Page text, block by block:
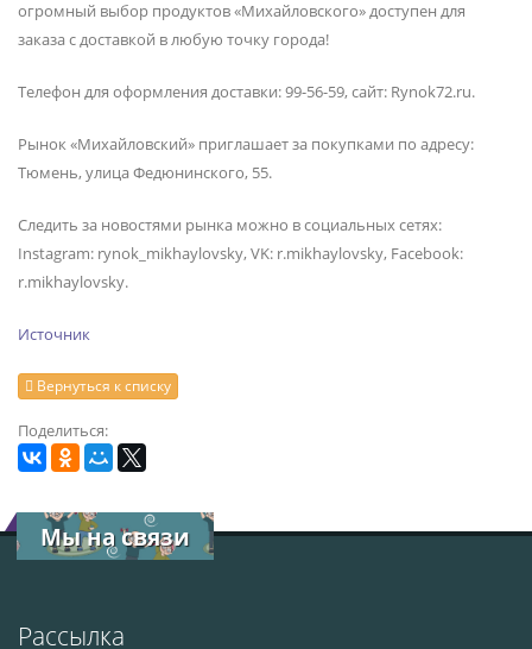
огромный выбор продуктов «Михайловского» доступен для
заказа с доставкой в любую точку города!
Телефон для оформления доставки: 99-56-59, сайт: Rynok72.ru.
Рынок «Михайловский» приглашает за покупками по адресу:
Тюмень, улица Федюнинского, 55.
Следить за новостями рынка можно в социальных сетях:
Instagram: rynok_mikhaylovsky, VK: r.mikhaylovsky, Facebook:
r.mikhaylovsky.
Источник
Вернуться к списку
Поделиться:
Мы на связи
Рассылка